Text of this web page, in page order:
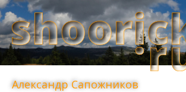
Александр Сапожников